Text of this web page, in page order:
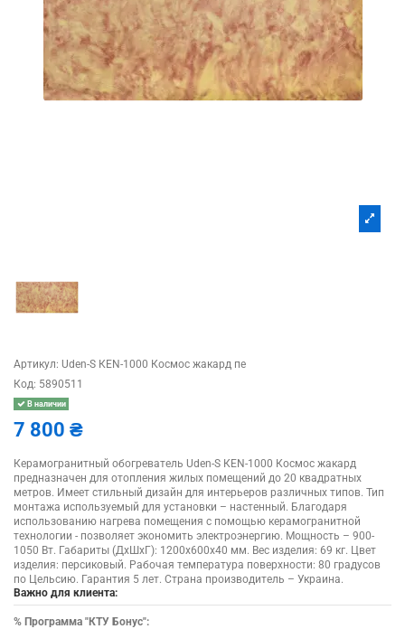
Артикул: Uden-S КЕN-1000 Космос жакард пе
Код: 5890511
В наличии
7 800 ₴
Керамогранитный обогреватель Uden-S КЕN-1000 Космос жакард
предназначен для отопления жилых помещений до 20 квадратных
метров. Имеет стильный дизайн для интерьеров различных типов. Тип
монтажа используемый для установки – настенный. Благодаря
использованию нагрева помещения с помощью керамогранитной
технологии - позволяет экономить электроэнергию. Мощность – 900-
1050 Вт. Габариты (ДхШхГ): 1200х600х40 мм. Вес изделия: 69 кг. Цвет
изделия: персиковый. Рабочая температура поверхности: 80 градусов
по Цельсию. Гарантия 5 лет. Страна производитель – Украина.
Важно для клиента:
% Программа "КТУ Бонус":